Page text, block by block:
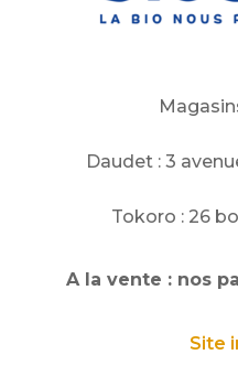
Daudet : 3
Tokoro : 26
A la vente : nos
Site